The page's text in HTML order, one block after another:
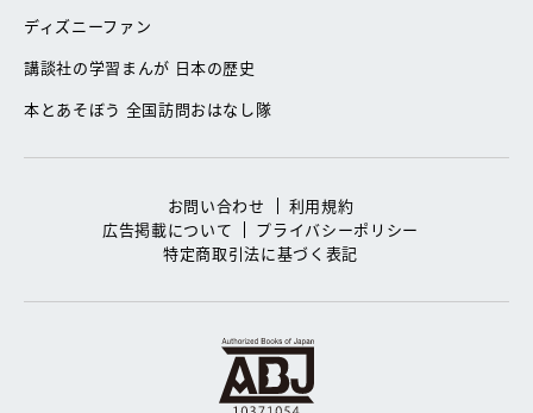
ディズニーファン
講談社の学習まんが 日本の歴史
本とあそぼう 全国訪問おはなし隊
お問い合わせ
利用規約
広告掲載について
プライバシーポリシー
特定商取引法に基づく表記